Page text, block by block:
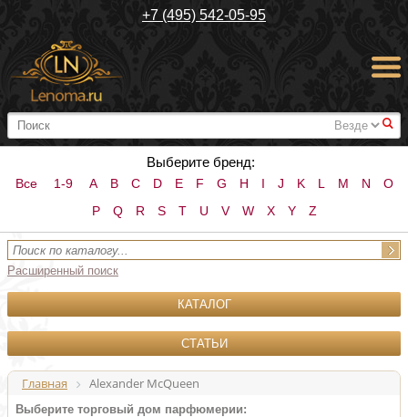
+7 (495) 542-05-95
#
Выберите бренд:
Все 1-9 A B C D E F G H I J K L M N
O
P
Q R S T U V W X Y Z
Расширенный поиск
КАТАЛОГ
СТАТЬИ
Главная Alexander McQueen
Выберите торговый дом парфюмерии: